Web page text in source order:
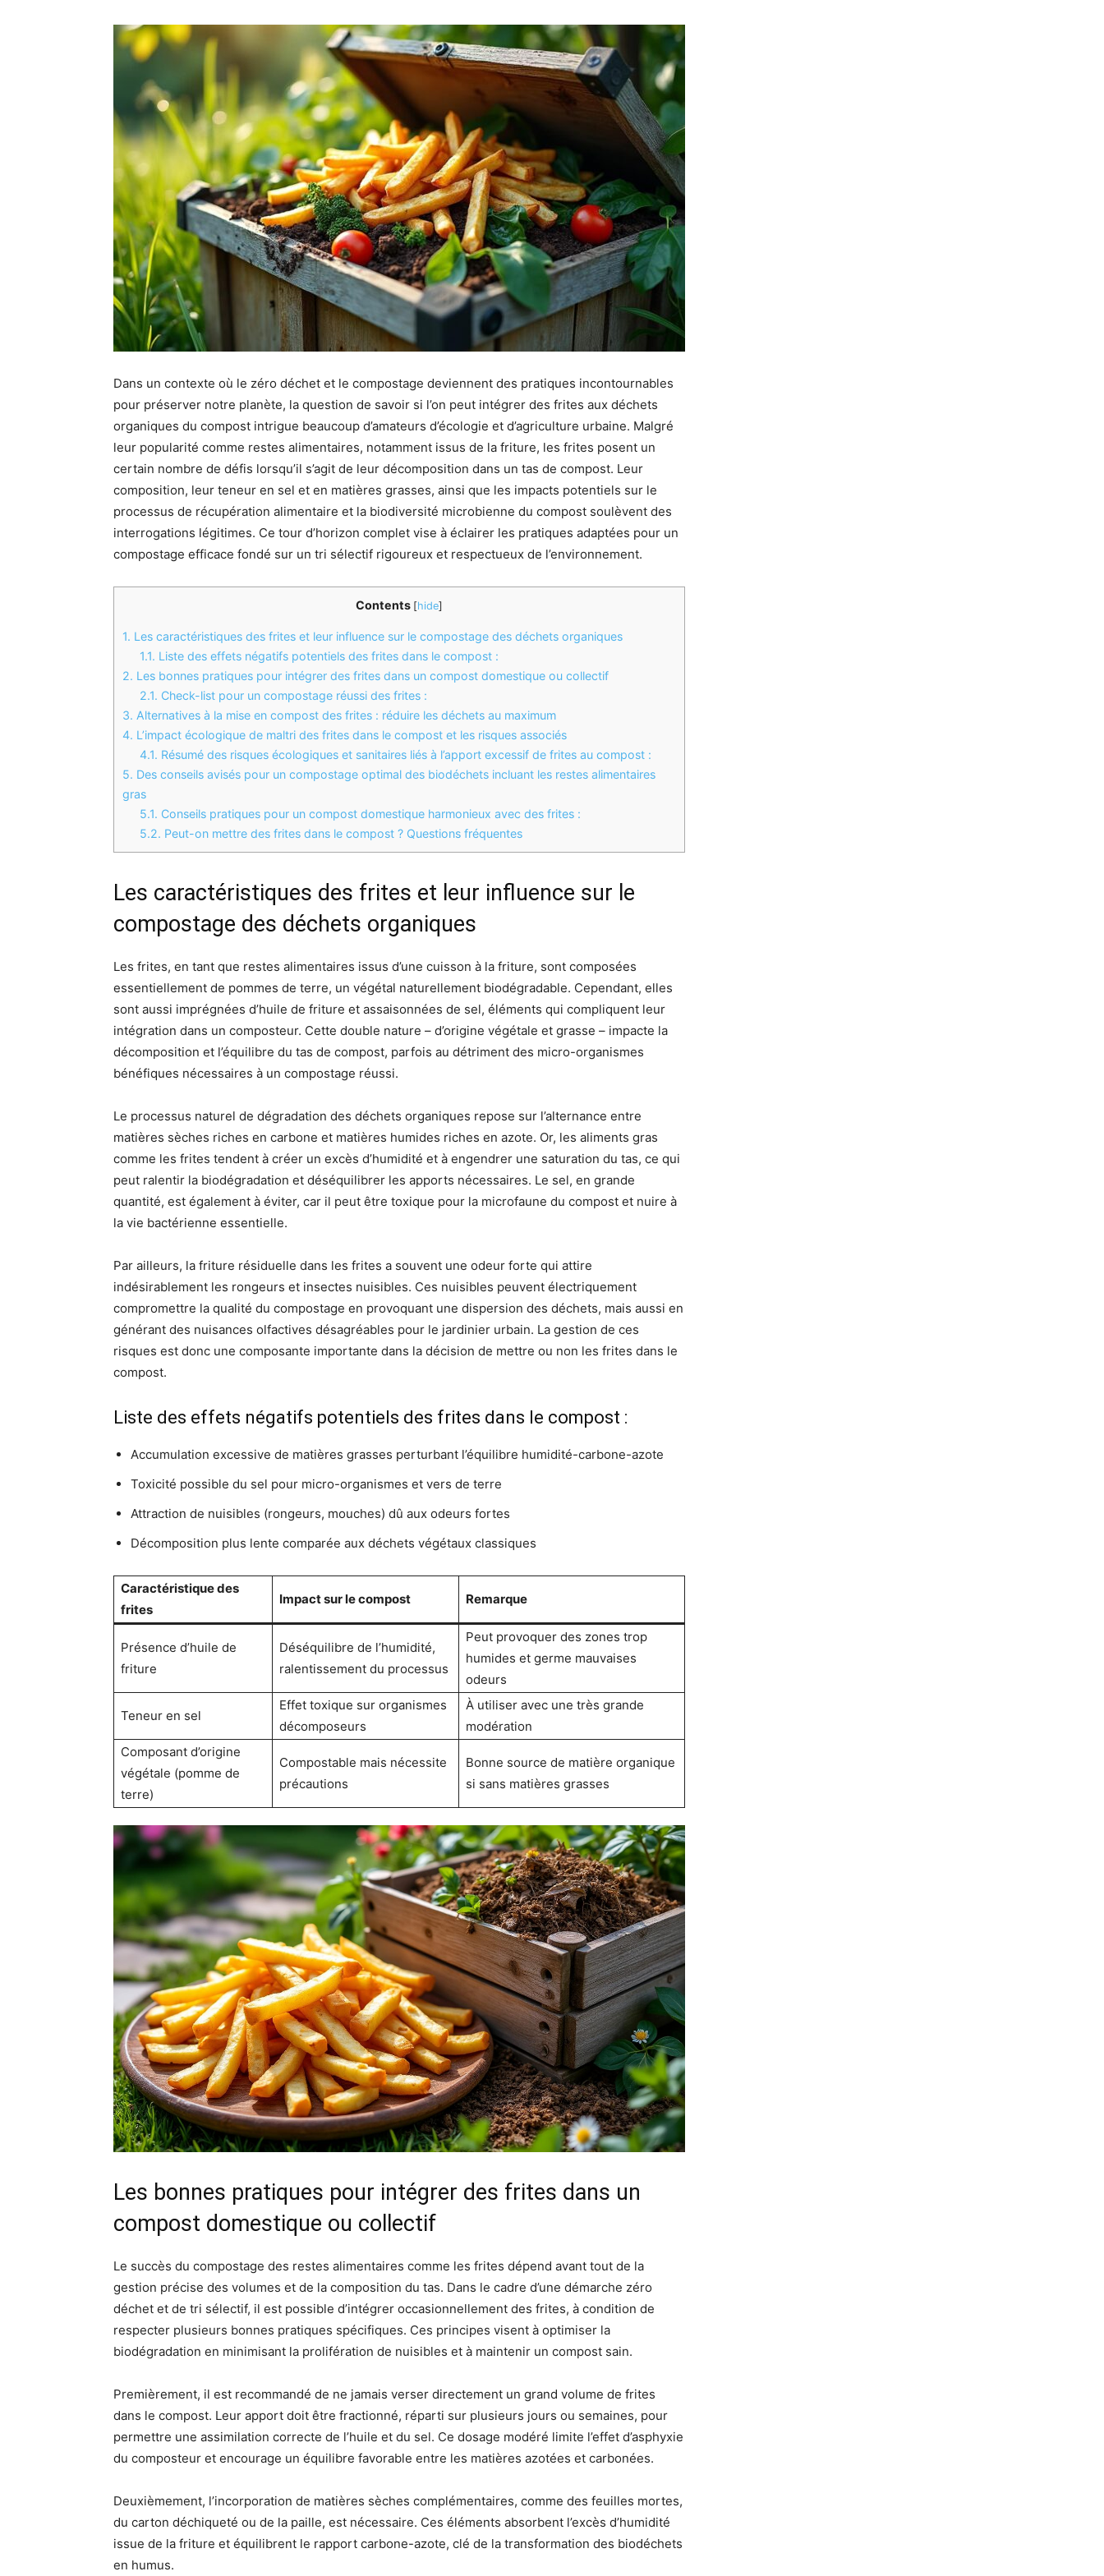
Dans un contexte où le zéro déchet et le compostage deviennent des pratiques incontournables
pour préserver notre planète, la question de savoir si l’on peut intégrer des frites aux déchets
organiques du compost intrigue beaucoup d’amateurs d’écologie et d’agriculture urbaine. Malgré
leur popularité comme restes alimentaires, notamment issus de la friture, les frites posent un
certain nombre de défis lorsqu’il s’agit de leur décomposition dans un tas de compost. Leur
composition, leur teneur en sel et en matières grasses, ainsi que les impacts potentiels sur le
processus de récupération alimentaire et la biodiversité microbienne du compost soulèvent des
interrogations légitimes. Ce tour d’horizon complet vise à éclairer les pratiques adaptées pour un
compostage efficace fondé sur un tri sélectif rigoureux et respectueux de l’environnement.
Contents [hide]
1. Les caractéristiques des frites et leur influence sur le compostage des déchets organiques
1.1. Liste des effets négatifs potentiels des frites dans le compost :
2. Les bonnes pratiques pour intégrer des frites dans un compost domestique ou collectif
2.1. Check-list pour un compostage réussi des frites :
3. Alternatives à la mise en compost des frites : réduire les déchets au maximum
4. L’impact écologique de maltri des frites dans le compost et les risques associés
4.1. Résumé des risques écologiques et sanitaires liés à l’apport excessif de frites au compost :
5. Des conseils avisés pour un compostage optimal des biodéchets incluant les restes alimentaires
gras
5.1. Conseils pratiques pour un compost domestique harmonieux avec des frites :
5.2. Peut-on mettre des frites dans le compost ? Questions fréquentes
Les caractéristiques des frites et leur influence sur le
compostage des déchets organiques
Les frites, en tant que restes alimentaires issus d’une cuisson à la friture, sont composées
essentiellement de pommes de terre, un végétal naturellement biodégradable. Cependant, elles
sont aussi imprégnées d’huile de friture et assaisonnées de sel, éléments qui compliquent leur
intégration dans un composteur. Cette double nature – d’origine végétale et grasse – impacte la
décomposition et l’équilibre du tas de compost, parfois au détriment des micro-organismes
bénéfiques nécessaires à un compostage réussi.
Le processus naturel de dégradation des déchets organiques repose sur l’alternance entre
matières sèches riches en carbone et matières humides riches en azote. Or, les aliments gras
comme les frites tendent à créer un excès d’humidité et à engendrer une saturation du tas, ce qui
peut ralentir la biodégradation et déséquilibrer les apports nécessaires. Le sel, en grande
quantité, est également à éviter, car il peut être toxique pour la microfaune du compost et nuire à
la vie bactérienne essentielle.
Par ailleurs, la friture résiduelle dans les frites a souvent une odeur forte qui attire
indésirablement les rongeurs et insectes nuisibles. Ces nuisibles peuvent électriquement
compromettre la qualité du compostage en provoquant une dispersion des déchets, mais aussi en
générant des nuisances olfactives désagréables pour le jardinier urbain. La gestion de ces
risques est donc une composante importante dans la décision de mettre ou non les frites dans le
compost.
Liste des effets négatifs potentiels des frites dans le compost :
Accumulation excessive de matières grasses perturbant l’équilibre humidité-carbone-azote
Toxicité possible du sel pour micro-organismes et vers de terre
Attraction de nuisibles (rongeurs, mouches) dû aux odeurs fortes
Décomposition plus lente comparée aux déchets végétaux classiques
Caractéristique des
frites
Impact sur le compost Remarque
Présence d’huile de
friture
Déséquilibre de l’humidité,
ralentissement du processus
Peut provoquer des zones trop
humides et germe mauvaises
odeurs
Teneur en sel
Effet toxique sur organismes
décomposeurs
À utiliser avec une très grande
modération
Composant d’origine
végétale (pomme de
terre)
Compostable mais nécessite
précautions
Bonne source de matière organique
si sans matières grasses
Les bonnes pratiques pour intégrer des frites dans un
compost domestique ou collectif
Le succès du compostage des restes alimentaires comme les frites dépend avant tout de la
gestion précise des volumes et de la composition du tas. Dans le cadre d’une démarche zéro
déchet et de tri sélectif, il est possible d’intégrer occasionnellement des frites, à condition de
respecter plusieurs bonnes pratiques spécifiques. Ces principes visent à optimiser la
biodégradation en minimisant la prolifération de nuisibles et à maintenir un compost sain.
Premièrement, il est recommandé de ne jamais verser directement un grand volume de frites
dans le compost. Leur apport doit être fractionné, réparti sur plusieurs jours ou semaines, pour
permettre une assimilation correcte de l’huile et du sel. Ce dosage modéré limite l’effet d’asphyxie
du composteur et encourage un équilibre favorable entre les matières azotées et carbonées.
Deuxièmement, l’incorporation de matières sèches complémentaires, comme des feuilles mortes,
du carton déchiqueté ou de la paille, est nécessaire. Ces éléments absorbent l’excès d’humidité
issue de la friture et équilibrent le rapport carbone-azote, clé de la transformation des biodéchets
en humus.